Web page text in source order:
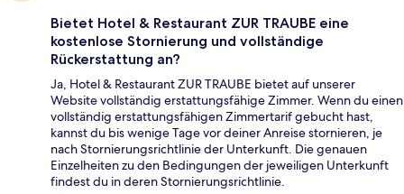
Bietet Hotel & Restaurant ZUR TRAUBE eine
kostenlose Stornierung und vollständige
Rückerstattung an?
Ja, Hotel & Restaurant ZUR TRAUBE bietet auf unserer
Website vollständig erstattungsfähige Zimmer. Wenn du einen
vollständig erstattungsfähigen Zimmertarif gebucht hast,
kannst du bis wenige Tage vor deiner Anreise stornieren, je
nach Stornierungsrichtlinie der Unterkunft. Die genauen
Einzelheiten zu den Bedingungen der jeweiligen Unterkunft
findest du in deren Stornierungsrichtlinie.